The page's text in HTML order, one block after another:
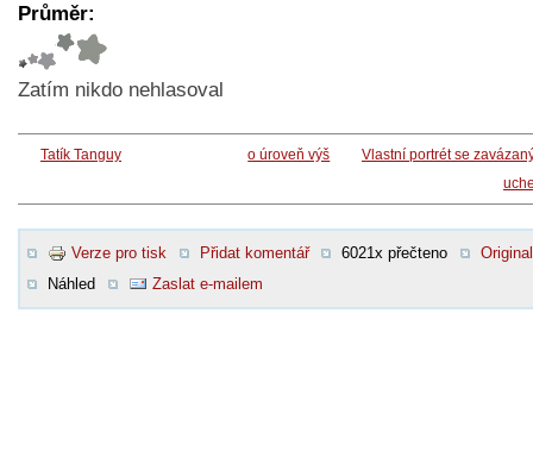
Průměr:
Zatím nikdo nehlasoval
Tatík Tanguy o úroveň výš
Vlastní portrét se
Verze pro tisk Přidat komentář 6021x přečteno
Original
Náhled
Zaslat e-mailem